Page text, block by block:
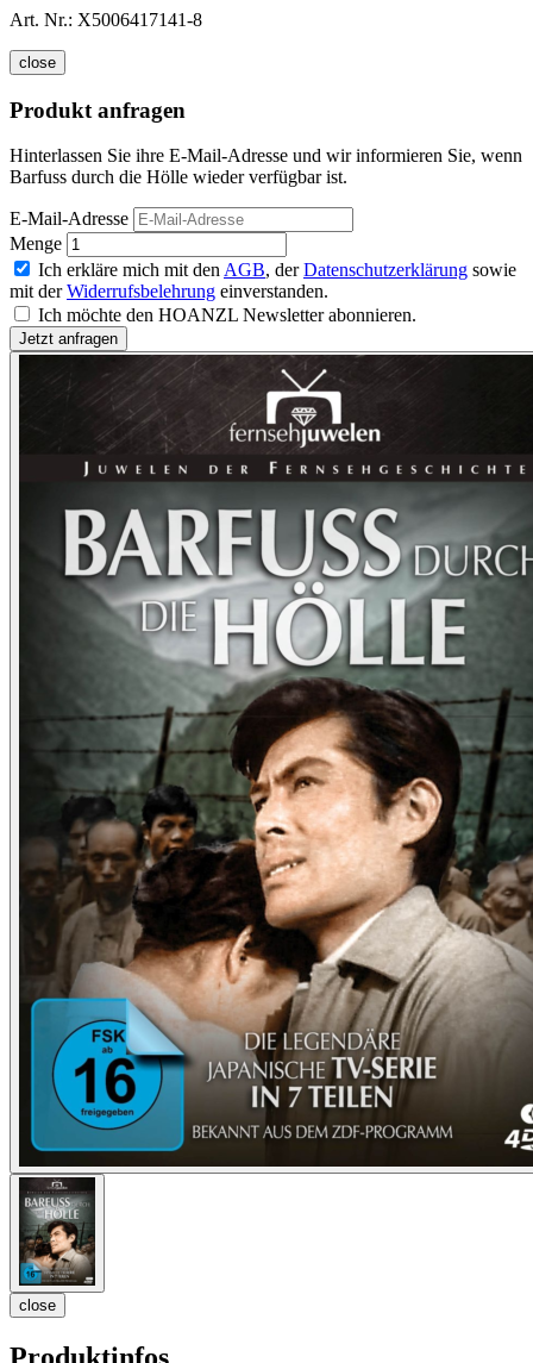
Art. Nr.: X5006417141-8
close
Produkt anfragen
Hinterlassen Sie ihre E-Mail-Adresse und wir informieren Sie, wenn
Barfuss durch die Hölle wieder verfügbar ist.
E-Mail-Adresse
Menge
Ich erkläre mich mit den AGB, derDatenschutzerklärung sowie
mit derWiderrufsbelehrung einverstanden.
Ich möchte den HOANZL Newsletter abonnieren.
close